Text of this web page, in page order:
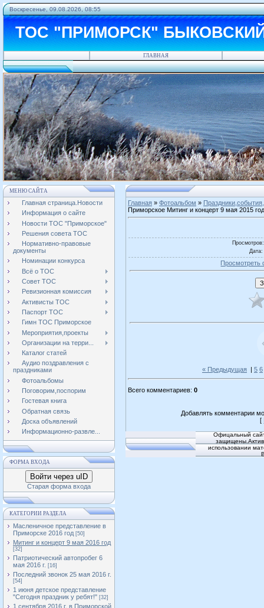
Воскресенье, 09.08.2026, 08:55
ТОС "ПРИМОРСК"
ГЛАВНАЯ
МЕНЮ САЙТА
Главная страница.Новости
Информация о сайте
Новости ТОС "Приморское"
Решения совета ТОС
Нормативно-правовые
документы
Номинации конкурса
Всё о ТОС
Совет ТОС
Ревизионная комиссия
Активисты ТОС
Паспорт ТОС
Гимн ТОС Приморское
Мероприятия,проекты
Организации на терри...
Каталог статей
Аудио поздравления с
праздниками
Фотоальбомы
Поговорим,поспорим
Гостевая книга
Обратная связь
Доска объявлений
Информационно-развле...
ФОРМА ВХОДА
Войти через uID
Старая форма входа
КАТЕГОРИИ РАЗДЕЛА
Масленичное представление в
Приморске 2016 год [50]
Митинг и концерт 9 мая 2016 год
[32]
Патриотический автопробег 6
мая 2016 г. [16]
Последний звонок 25 мая 2016 г.
[54]
1 июня детское представление
"Сегодня праздник у ребят!" [32]
1 сентября 2016 г. в Приморской
Главная » Фотоальбом »
Приморское Митинг и концерт 9 мая 2015 год
Просмотров
Дата:
Просмотреть
« Предыдущая | 5 6
Всего комментариев: 0
Добавлять комментарии
[
Офицальный
использовании